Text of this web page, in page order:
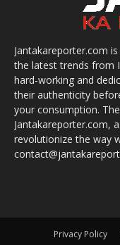
Jantakareporter.com
the latest trends from
hard-working and
their authenticity
your consumption.
Jantakareporter.com,
revolutionize the way
Privacy Policy